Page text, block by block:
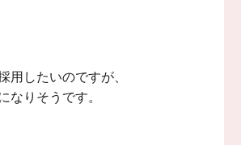
したいのですが、
りそうです。